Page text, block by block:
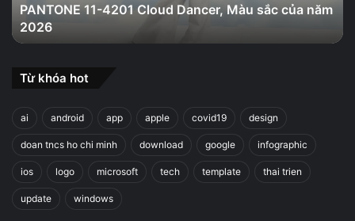
năm
2026
PANTONE 11-4201 Cloud Dancer, Màu sắc của năm
2026
Từ khóa hot
ai android app apple covid19 design
doan tncs ho chi minh download google infographic
ios logo microsoft tech template thai trien
update windows